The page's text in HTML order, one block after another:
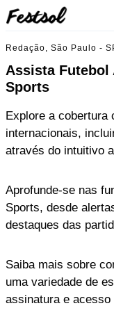
Skip
to
content
Redação, São Paulo -
Assista Futebol
Sports
Explore a cobertura
internacionais,
através do intuitivo
Aprofunde-se nas
Sports, desde
destaques das
Saiba mais sobre
uma variedade de
assinatura e